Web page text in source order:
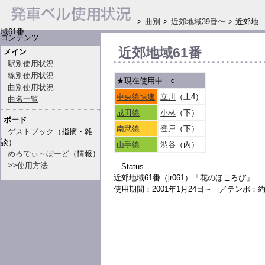
コンテンツ
メイン
駅別使用状況
線別使用状況
曲別使用状況
曲名一覧
ボード
ゲストブック
（指摘・雑
談）
めろでぃ～ぼーど （情報）
>>使用方法
近郊地域61番
★現在使用中 ○
中央線快速
立川
（上4）
成田線
小林 （下）
南武線
登戸 （下）
山手線
渋谷 （内）
Status--
近郊地域61番（jr061）「花のほころび」
使用期間：2001年1月24日～ ／テンポ：
> 曲別 > 近郊地域39番〜 > 近郊地
域61番